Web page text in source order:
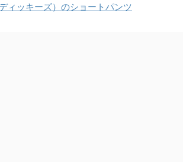
ィッキーズ）のショートパンツ